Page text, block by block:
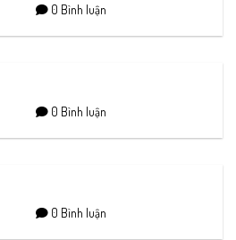
0 Bình luận
0 Bình luận
0 Bình luận